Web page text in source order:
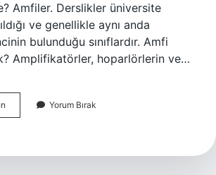
Amfiler. Derslikler üniversite
ve genellikle aynı anda
bulunduğu sınıflardır. Amfi
Amplifikatörler, hoparlörlerin ve…
Alanı
Yorum Bırak